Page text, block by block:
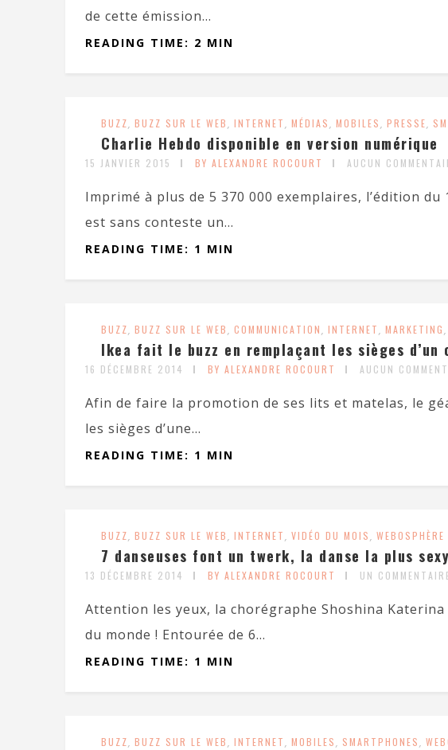
de cette émission...
READING TIME: 2 MIN
BUZZ, BUZZ SUR LE WEB, INTERNET, MÉDIAS, MOBILES, PRESSE,
Charlie Hebdo disponible en version numérique
15 JANVIER 2015 BY ALEXANDRE ROCOURT AUCUN
Imprimé à plus de 5 370 000 exemplaires, l’édition
est sans conteste un...
READING TIME: 1 MIN
BUZZ, BUZZ SUR LE WEB, COMMUNICATION, INTERNET, MARKETING,
Ikea fait le buzz en remplaçant les sièges d’un
16 DÉCEMBRE 2014 BY ALEXANDRE ROCOURT AUCUN
Afin de faire la promotion de ses lits et matelas, le
les sièges d’une...
READING TIME: 1 MIN
BUZZ, BUZZ SUR LE WEB, INTERNET, VIDÉO DU MOIS, WEBOSPHÈRE
7 danseuses font un twerk, la danse la plus
13 DÉCEMBRE 2014 BY ALEXANDRE ROCOURT UN COMMENTAIRE
Attention les yeux, la chorégraphe Shoshina
du monde ! Entourée de 6...
READING TIME: 1 MIN
BUZZ, BUZZ SUR LE WEB, INTERNET, MOBILES, SMARTPHONES,